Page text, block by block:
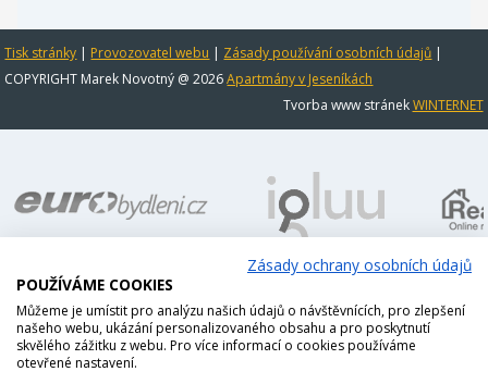
Tisk stránky | Provozovatel webu | Zásady používání osobních údajů |
COPYRIGHT Marek Novotný @ 2026Apartmány v Jeseníkách
Tvorba www stránekWINTERNET
Zásady ochrany osobních údajů
POUŽÍVÁME COOKIES
Můžeme je umístit pro analýzu našich údajů o návštěvnících, pro zlepšení
našeho webu, ukázání personalizovaného obsahu a pro poskytnutí
skvělého zážitku z webu. Pro více informací o cookies používáme
otevřené nastavení.